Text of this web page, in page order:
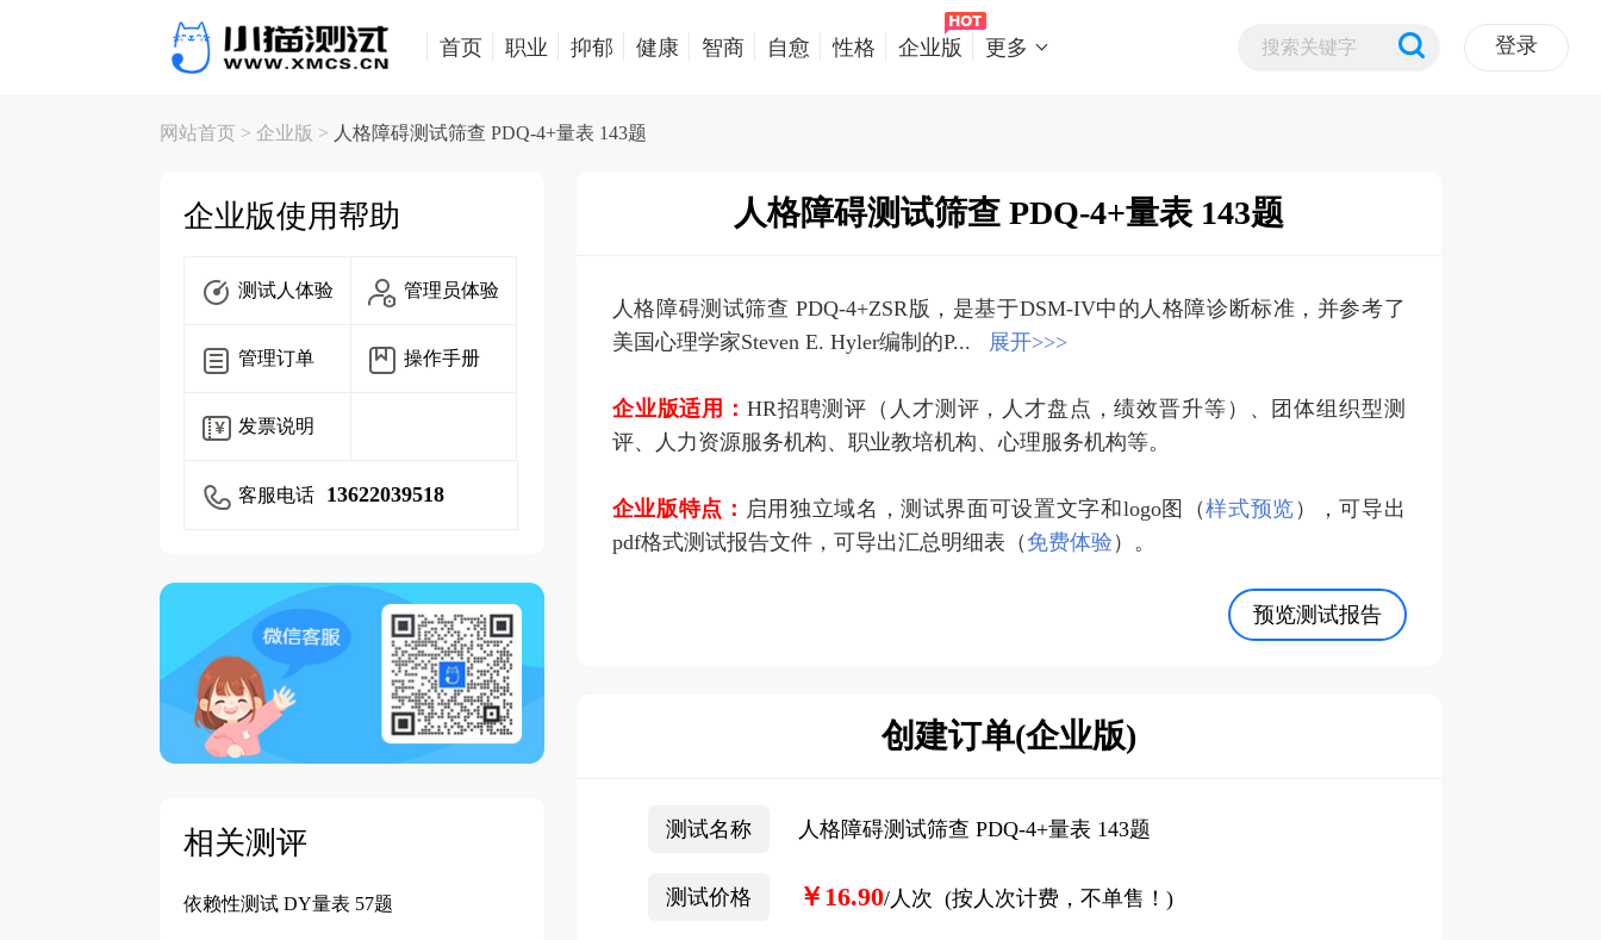
首页 职业 抑郁 健康 智商 自愈 性格 企业版 更多 登录
网站首页 > 企业版 > 人格障碍测试筛查 PDQ-4+量表 143题
人格障碍测试筛查 PDQ-4+量表 143题
预览测试报告
人格障碍测试筛查 PDQ-4+ZSR版，是基于DSM-IV中的人格障诊断标准，并参考了
美国心理学家Steven E. Hyler编制的P...
展开>>>
企业版适用： HR招聘测评（人才测评，人才盘点，绩效晋升等）、团体组织型测
评、人力资源服务机构、职业教培机构、心理服务机构等。
企业版特点： 启用独立域名，测试界面可设置文字和logo图（样式预览 ），可导出
pdf格式测试报告文件，可导出汇总明细表（ 免费体验 ）。
创建订单(企业版)
测试名称 人格障碍测试筛查 PDQ-4+量表 143题
测试价格 ￥16.90/人次 (按人次计费，不单售！)
企业版使用帮助
测试人体验 管理员体验
管理订单 操作手册
发票说明
客服电话 13622039518
相关测评
依赖性测试 DY量表 57题